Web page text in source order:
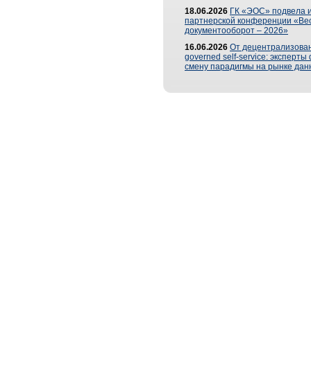
18.06.2026 ГК «ЭОС» подвела
партнерской конференции
документооборот – 2026»
16.06.2026 От
governed self-service: эксперты
смену парадигмы на рынке